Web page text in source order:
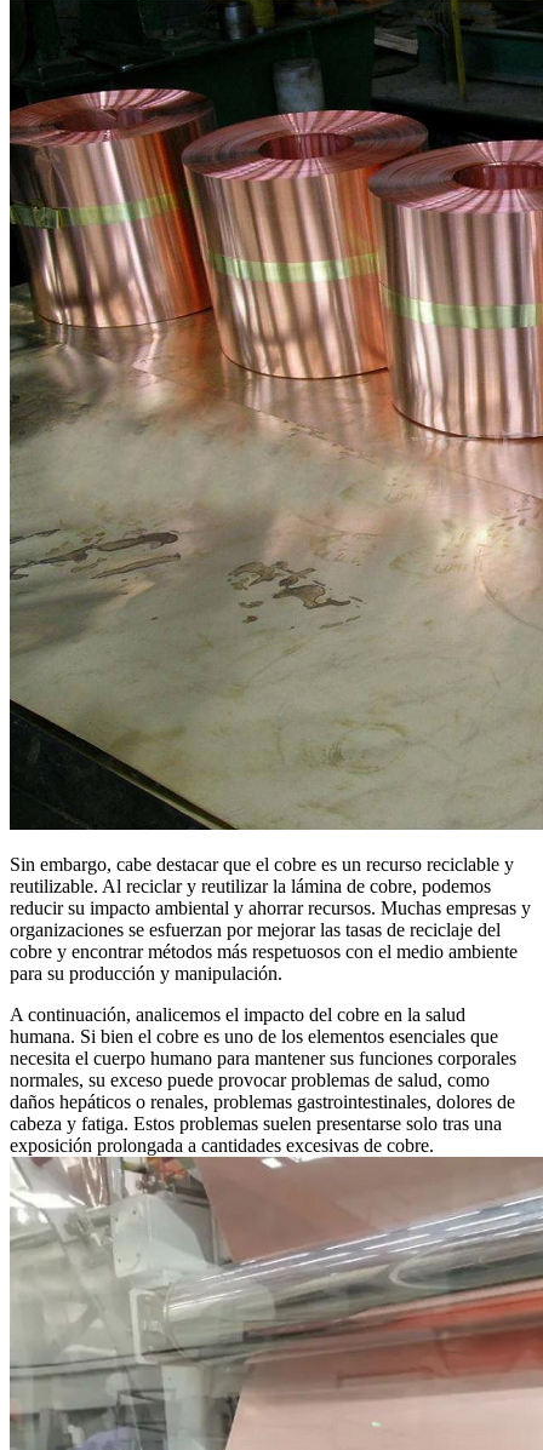
Sin embargo, cabe destacar que el cobre es un recurso reciclable y
reutilizable. Al reciclar y reutilizar la lámina de cobre, podemos
reducir su impacto ambiental y ahorrar recursos. Muchas empresas y
organizaciones se esfuerzan por mejorar las tasas de reciclaje del
cobre y encontrar métodos más respetuosos con el medio ambiente
para su producción y manipulación.
A continuación, analicemos el impacto del cobre en la salud
humana. Si bien el cobre es uno de los elementos esenciales que
necesita el cuerpo humano para mantener sus funciones corporales
normales, su exceso puede provocar problemas de salud, como
daños hepáticos o renales, problemas gastrointestinales, dolores de
cabeza y fatiga. Estos problemas suelen presentarse solo tras una
exposición prolongada a cantidades excesivas de cobre.